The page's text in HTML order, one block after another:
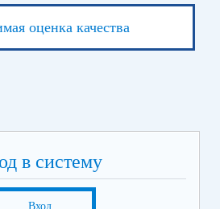
оценка качества
в систему
Вход